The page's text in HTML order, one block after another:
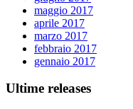
maggio 2017
aprile 2017
marzo 2017
febbraio 2017
gennaio 2017
Ultime releases